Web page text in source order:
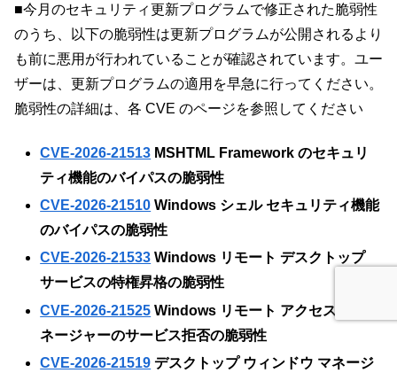
■今月のセキュリティ更新プログラムで修正された脆弱性
のうち、以下の脆弱性は更新プログラムが公開されるより
も前に悪用が行われていることが確認されています。ユー
ザーは、更新プログラムの適用を早急に行ってください。
脆弱性の詳細は、各 CVE のページを参照してください
CVE-2026-21513 MSHTML Framework のセキュリ
ティ機能のバイパスの脆弱性
CVE-2026-21510 Windows シェル セキュリティ機能
のバイパスの脆弱性
CVE-2026-21533 Windows リモート デスクトップ
サービスの特権昇格の脆弱性
CVE-2026-21525 Windows リモート アクセス接続マ
ネージャーのサービス拒否の脆弱性
CVE-2026-21519 デスクトップ ウィンドウ マネージ